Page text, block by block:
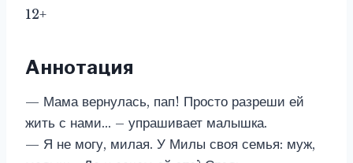
12+
Аннотация
— Мама вернулась, пап! Просто разреши ей
жить с нами… – упрашивает малышка.
— Я не могу, милая. У Милы своя семья: муж,